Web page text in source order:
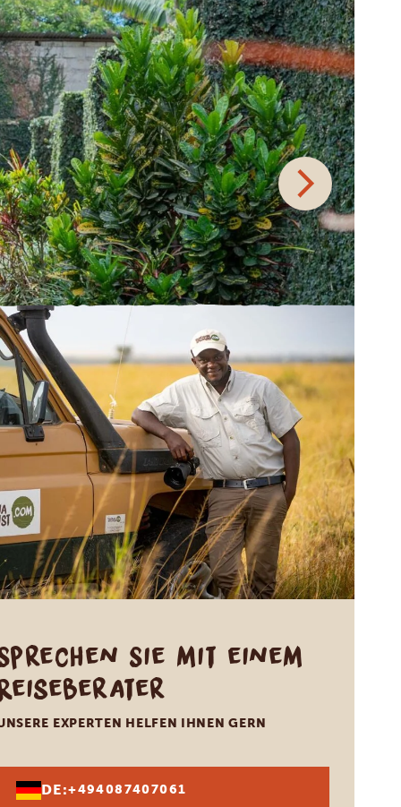
Sie mit einem
EXPERTEN HELFEN IHNEN GERN
DE:+494087407061